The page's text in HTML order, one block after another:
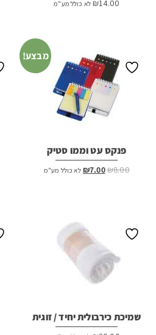
₪14.00 לא כולל מע"מ
מבצע!
פנקס עט וממו סטיק
₪8.00
המחיר
₪7.00 המחיר
לא כולל מע"מ
שמיכת כירבולית יחיד / זוגית